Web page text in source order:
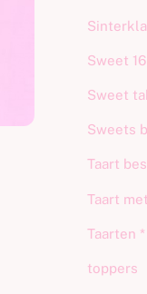
Sweet 16
Sweet
Sweets
Taart
Taart
Taarten *
toppers